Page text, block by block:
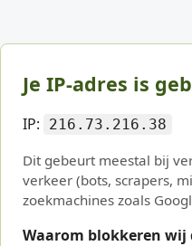
Je IP-adres is
IP: 216.73.216.38
Dit gebeurt meestal bij
verkeer (bots, scrapers,
zoekmachines zoals
Waarom blokkeren wij